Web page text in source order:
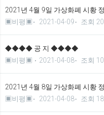
2021년 4월 9일 가상화폐 시황
▣비평▣
2021-04-09 조회
◆◆◆◆ 공 지 ◆◆◆◆
▣비평▣
2021-04-08 조회
2021년 4월 8일 가상화폐 시황
▣비평▣
2021-04-08 조회